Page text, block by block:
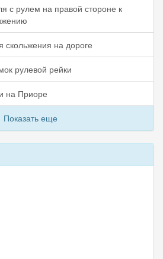
с рулем на правой стороне к
скольжения на дороге
рулевой рейки
на Приоре
Показать еще